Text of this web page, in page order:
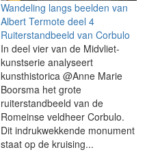
Wandeling langs beelden van
Albert Termote deel 4
Ruiterstandbeeld van Corbulo
In deel vier van de Midvliet-
kunstserie analyseert
kunsthistorica @Anne Marie
Boorsma het grote
ruiterstandbeeld van de
Romeinse veldheer Corbulo.
Dit indrukwekkende monument
staat op de kruising...